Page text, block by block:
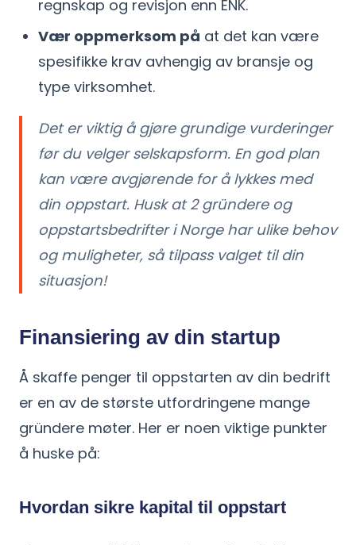
regnskap og revisjon enn ENK.
Vær oppmerksom på at det kan være
spesifikke krav avhengig av bransje og
type virksomhet.
Det er viktig å gjøre grundige vurderinger
før du velger selskapsform. En god plan
kan være avgjørende for å lykkes med
din oppstart. Husk at 2 gründere og
oppstartsbedrifter i Norge har ulike behov
og muligheter, så tilpass valget til din
situasjon!
Finansiering av din startup
Å skaffe penger til oppstarten av din bedrift
er en av de største utfordringene mange
gründere møter. Her er noen viktige punkter
å huske på:
Hvordan sikre kapital til oppstart